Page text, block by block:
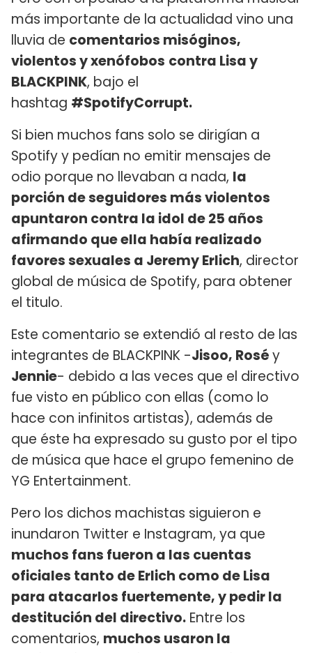
más importante de la actualidad vino una
lluvia de comentarios misóginos,
violentos y xenófobos contra Lisa y
BLACKPINK, bajo el
hashtag #SpotifyCorrupt.
Si bien muchos fans solo se dirigían a
Spotify y pedían no emitir mensajes de
odio porque no llevaban a nada, la
porción de seguidores más violentos
apuntaron contra la idol de 25 años
afirmando que ella había realizado
favores sexuales a Jeremy Erlich, director
global de música de Spotify, para obtener
el titulo.
Este comentario se extendió al resto de las
integrantes de BLACKPINK -Jisoo, Roséy
Jennie- debido a las veces que el directivo
fue visto en público con ellas (como lo
hace con infinitos artistas), además de
que éste ha expresado su gusto por el tipo
de música que hace el grupo femenino de
YG Entertainment.
Pero los dichos machistas siguieron e
inundaron Twitter e Instagram, ya que
muchos fans fueron a las cuentas
oficiales tanto de Erlich como de Lisa
para atacarlos fuertemente, y pedir la
destitución del directivo. Entre los
comentarios, muchos usaron la